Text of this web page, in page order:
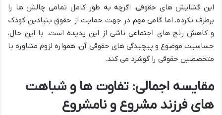
این گشایش های حقوقی، اگرچه به طور کامل تمامی چالش ها را
برطرف نکرده، اما گامی مهم در جهت حمایت از حقوق بنیادین کودک
و کاهش رنج های اجتماعی ناشی از این پدیده است. با این حال،
حساسیت موضوع و پیچیدگی های حقوقی آن، همواره لزوم مشاوره با
متخصصین حقوقی را گوشزد می کند.
مقایسه اجمالی: تفاوت ها و شباهت
های فرزند مشروع و نامشروع